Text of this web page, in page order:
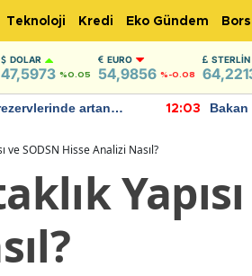
Teknoloji Kredi Eko Gündem
DOLAR
47,5973 %0.05
EURO
54,9856 %-0.08
STERLIN
artan
12:03
Bakan
ve SODSN Hisse Analizi Nasıl?